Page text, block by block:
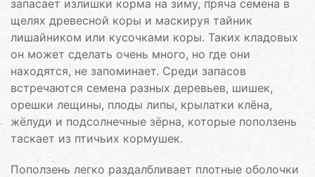
запасает излишки корма на зиму, пряча семена в
щелях древесной коры и маскируя тайник
лишайником или кусочками коры. Таких кладовых
он может сделать очень много, но где они
находятся, не запоминает. Среди запасов
встречаются семена разных деревьев, шишек,
орешки лещины, плоды липы, крылатки клёна,
жёлуди и подсолнечные зёрна, которые поползень
таскает из птичьих кормушек.
Поползень легко раздалбливает плотные оболочки